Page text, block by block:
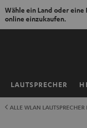
Wähle ein Land oder
online einzukaufen.
ZUM
LAUTSPRECHER
Startseite
ALLE WLAN LAUTSPRECHER